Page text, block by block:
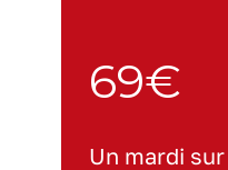
69€
Un mardi